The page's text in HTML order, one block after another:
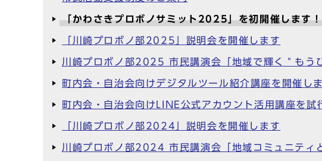
「かわさきプロボノサミット2025」を初開催します！
「川崎プロボノ部2025」説明会を開催します
川崎プロボノ部2025 市民講演会「地域で輝く＂もう
町内会・自治会向けデジタルツール紹介講座を開催し
町内会・自治会向けLINE公式アカウント活用講座を
「川崎プロボノ部2024」説明会を開催します
川崎プロボノ部2024 市民講演会「地域コミュニティ